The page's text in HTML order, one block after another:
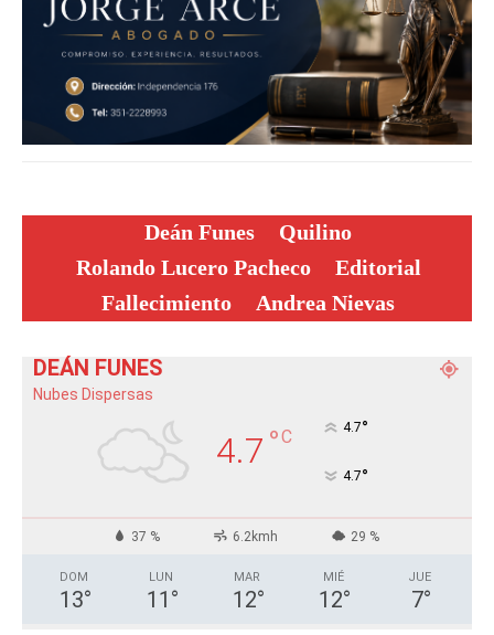
Deán Funes
Quilino
Rolando Lucero Pacheco
Editorial
Fallecimiento
Andrea Nievas
DEÁN FUNES
Nubes Dispersas
4.7 °C 4.7°
4.7°
37 % 6.2kmh 29 %
DOM
13°
LUN
11 °
MAR
12°
MIÉ
12°
JUE
7°